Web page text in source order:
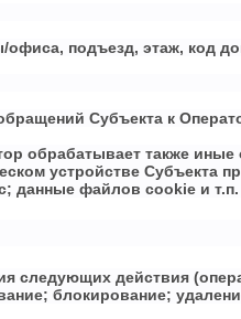
подъезд, этаж, код
Субъекта к
обрабатывает также
устройстве Субъекта
данные файлов cookie и т.п.
действия
блокирование;